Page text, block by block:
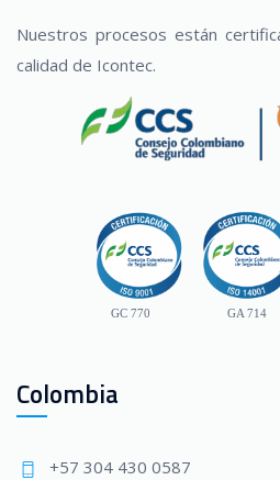
Nuestros procesos están
calidad de Icontec.
GC 770 GA 714
Colombia
+57 304 430 0587